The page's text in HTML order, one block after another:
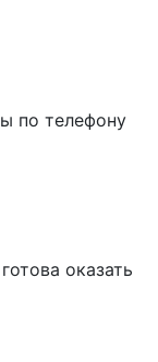
по телефону
оказать